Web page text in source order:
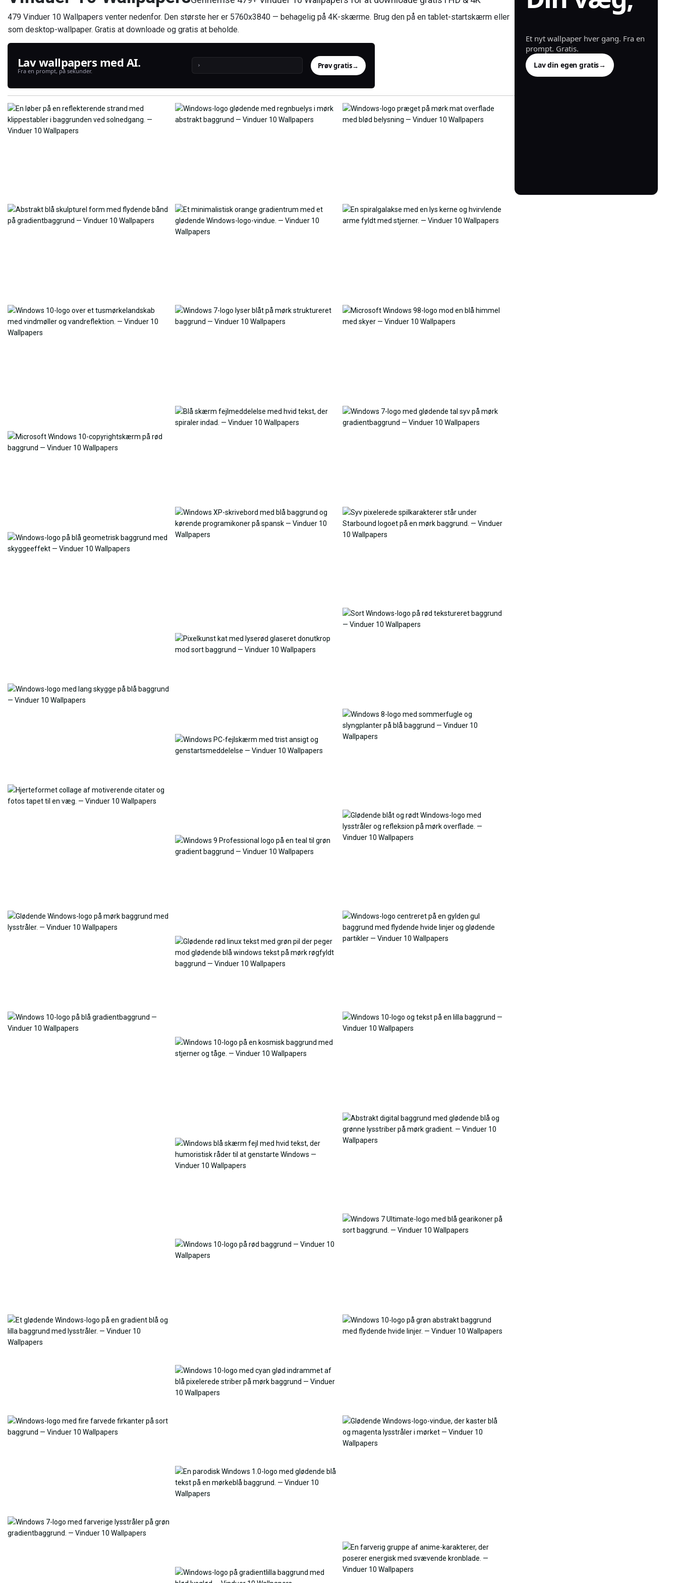
479 Vinduer 10 Wallpapers venter nedenfor. Den største her er 5760x3840 — behagelig på 4K-skærme. Brug den på en tablet-startskærm eller
som desktop-wallpaper. Gratis at downloade og gratis at beholde.
Lav wallpapers med AI.
Fra en prompt, på sekunder.
› Prøv gratis→
genereret.
Et nyt wallpaper hver gang. Fra en
prompt. Gratis.
Lav din egen gratis→